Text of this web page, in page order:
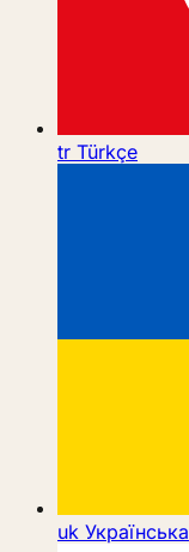
tr Türkçe
uk Українська